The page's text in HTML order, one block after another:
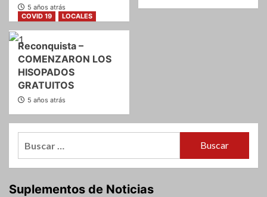
5 años atrás
COVID 19
LOCALES
Reconquista –
COMENZARON LOS
HISOPADOS
GRATUITOS
5 años atrás
Suplementos de Noticias